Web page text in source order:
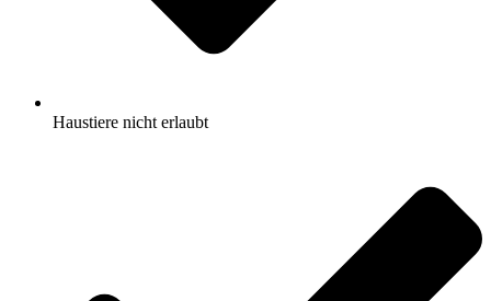
Haustiere nicht erlaubt